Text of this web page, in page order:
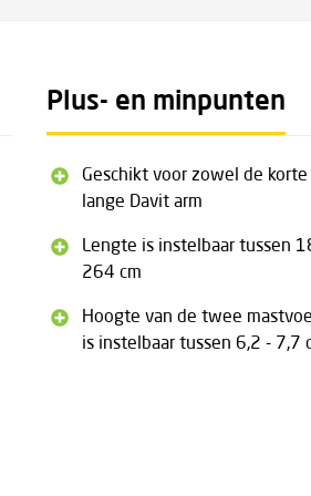
Plus- en minpunten
Geschikt voor zowel de korte
lange Davit arm
Lengte is instelbaar tussen
264 cm
Hoogte van de twee
is instelbaar tussen 6,2 - 7,7